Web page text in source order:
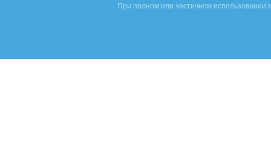
При полном или частичном использовании